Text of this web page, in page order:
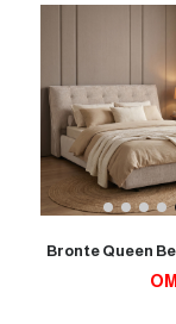
Bronte Queen